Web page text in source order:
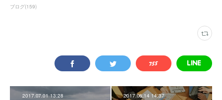
ブログ(159)
2017.07.01 13:28 2017.06.14 14:37